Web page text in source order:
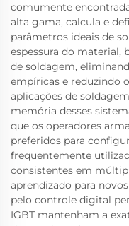
comumente
alta gama, calcula e
parâmetros ideais de
espessura do material,
de soldagem,
empíricas e reduzindo
aplicações de
memória desses
que os operadores
preferidos para
frequentemente
consistentes em
aprendizado para
pelo controle digital
IGBT mantenham a